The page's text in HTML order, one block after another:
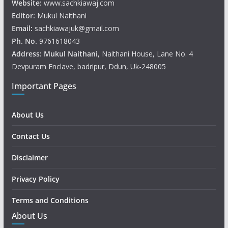
Website: www.sachkiawaj.com
Editor: Mukul Naithani
Email: sachkiawajuk@gmail.com
Ph. No. 9761618043
Address: Mukul Naithani, Naithani House, Lane No. 4
Devpuram Enclave, badripur, Ddun, Uk-248005
Important Pages
About Us
Contact Us
Disclaimer
Privacy Policy
Terms and Conditions
About Us